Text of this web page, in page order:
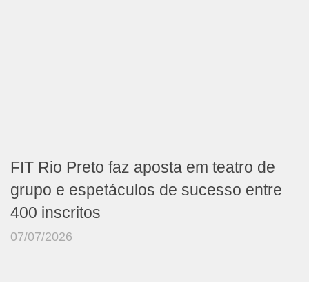
FIT Rio Preto faz aposta em teatro de
grupo e espetáculos de sucesso entre
400 inscritos
07/07/2026